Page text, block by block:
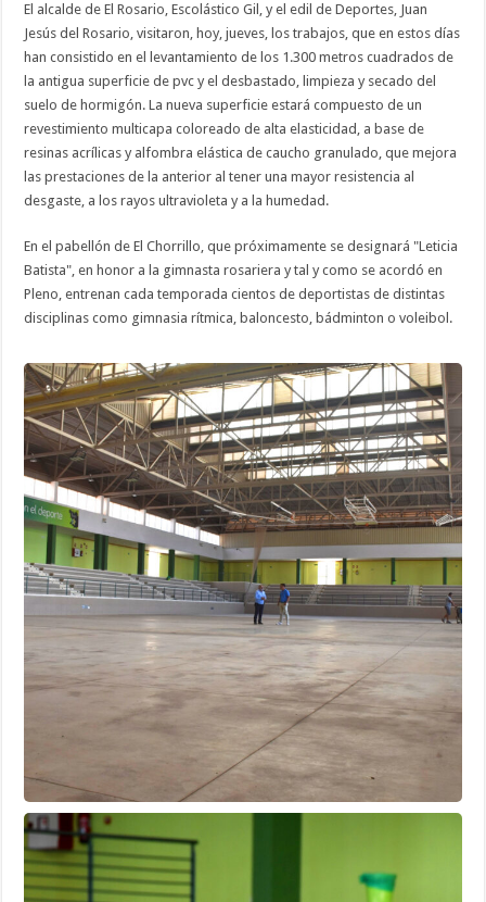
El alcalde de El Rosario, Escolástico Gil, y el edil de Deportes, Juan
Jesús del Rosario, visitaron, hoy, jueves, los trabajos, que en estos días
han consistido en el levantamiento de los 1.300 metros cuadrados de
la antigua superficie de pvc y el desbastado, limpieza y secado del
suelo de hormigón. La nueva superficie estará compuesto de un
revestimiento multicapa coloreado de alta elasticidad, a base de
resinas acrílicas y alfombra elástica de caucho granulado, que mejora
las prestaciones de la anterior al tener una mayor resistencia al
desgaste, a los rayos ultravioleta y a la humedad.
En el pabellón de El Chorrillo, que próximamente se designará "Leticia
Batista", en honor a la gimnasta rosariera y tal y como se acordó en
Pleno, entrenan cada temporada cientos de deportistas de distintas
disciplinas como gimnasia rítmica, baloncesto, bádminton o voleibol.